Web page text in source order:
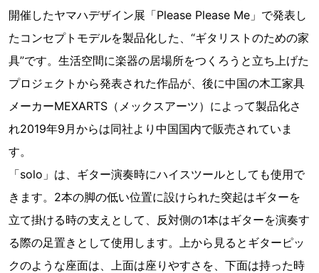
開催したヤマハデザイン展「Please Please Me」で発表し
たコンセプトモデルを製品化した、“ギタリストのための家
具”です。生活空間に楽器の居場所をつくろうと立ち上げた
プロジェクトから発表された作品が、後に中国の木工家具
メーカーMEXARTS（メックスアーツ）によって製品化さ
れ2019年9月からは同社より中国国内で販売されていま
す。
「solo」は、ギター演奏時にハイスツールとしても使用で
きます。2本の脚の低い位置に設けられた突起はギターを
立て掛ける時の支えとして、反対側の1本はギターを演奏す
る際の足置きとして使用します。上から見るとギターピッ
クのような座面は、上面は座りやすさを、下面は持った時